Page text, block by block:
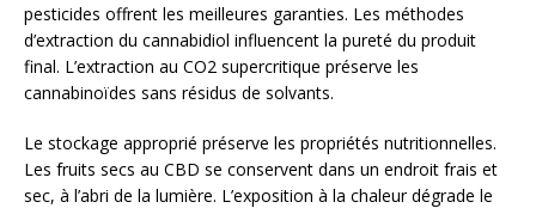
pesticides offrent les meilleures garanties. Les méthodes
d’extraction du cannabidiol influencent la pureté du produit
final. L’extraction au CO2 supercritique préserve les
cannabinoïdes sans résidus de solvants.
Le stockage approprié préserve les propriétés nutritionnelles.
Les fruits secs au CBD se conservent dans un endroit frais et
sec, à l’abri de la lumière. L’exposition à la chaleur dégrade le